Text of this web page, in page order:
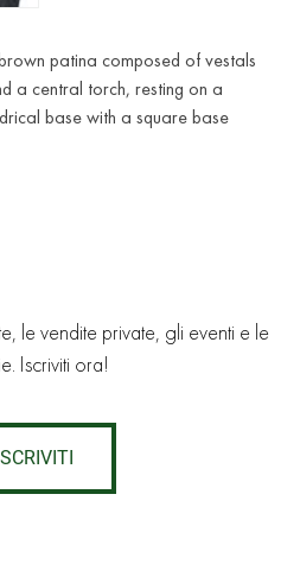
patina composed of vestals
a central torch, resting on a
base with a square base
le vendite private, gli eventi e le
Iscriviti ora!